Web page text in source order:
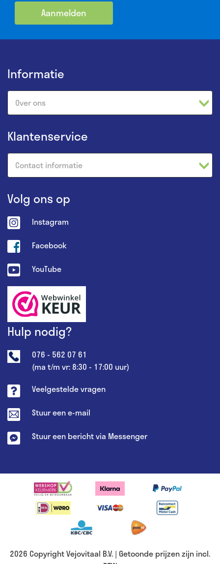
Aanmelden
Informatie
Over ons
Klantenservice
Contact informatie
Volg ons op
Instagram
Facebook
YouTube
Hulp nodig?
076 - 562 07 61
(ma t/m vr: 8:30 - 17:00 uur)
Veelgestelde vragen
Stuur een e-mail
Stuur een bericht via Messenger
2026 Copyright Vejovitaal B.V. | Getoonde prijzen zijn incl.